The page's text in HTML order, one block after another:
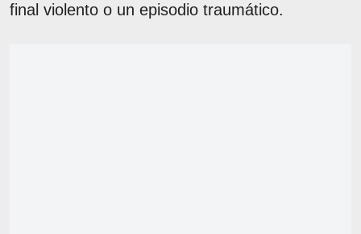
final violento o un episodio traumático.